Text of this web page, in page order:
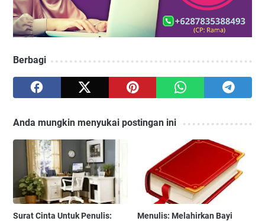
Berbagi
Anda mungkin menyukai postingan ini
Surat Cinta Untuk Penulis:
Menulis: Melahirkan Bayi